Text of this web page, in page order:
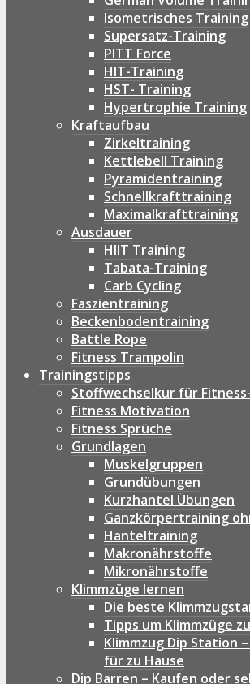
Isometrisches Training
Supersatz-Training
PITT Force
HIT-Training
HST- Training
Hypertrophie Training
Kraftaufbau
Zirkeltraining
Kettlebell Training
Pyramidentraining
Schnellkrafttraining
Maximalkrafttraining
Ausdauer
HIIT Training
Tabata-Training
Carb Cycling
Faszientraining
Beckenbodentraining
Battle Rope
Fitness Trampolin
Trainingstipps
Stoffwechselkur für
Fitness Motivation
Fitness Sprüche
Grundlagen
Muskelgruppen
Grundübungen
Kurzhantel Übungen
Ganzkörpertraining
Hanteltraining
Makronährstoffe
Mikronährstoffe
Klimmzüge lernen
Die beste
Tipps um Klimmzüge
Klimmzug Dip Station
für zu Hause
Dip Barren – Kaufen oder